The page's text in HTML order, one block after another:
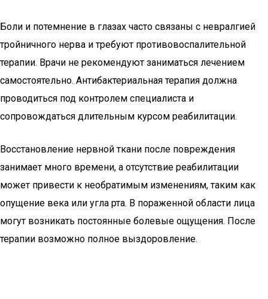
Боли и потемнение в глазах часто связаны с невралгией
тройничного нерва и требуют противовоспалительной
терапии. Врачи не рекомендуют заниматься лечением
самостоятельно. Антибактериальная терапия должна
проводиться под контролем специалиста и
сопровождаться длительным курсом реабилитации.
Восстановление нервной ткани после повреждения
занимает много времени, а отсутствие реабилитации
может привести к необратимым изменениям, таким как
опущение века или угла рта. В пораженной области лица
могут возникать постоянные болевые ощущения. После
терапии возможно полное выздоровление.